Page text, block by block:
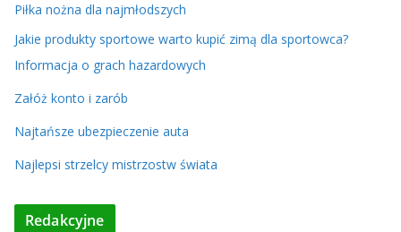
Piłka nożna dla najmłodszych
Jakie produkty sportowe warto kupić zimą dla sportowca?
Informacja o grach hazardowych
Załóż konto i zarób
Najtańsze ubezpieczenie auta
Najlepsi strzelcy mistrzostw świata
Redakcyjne